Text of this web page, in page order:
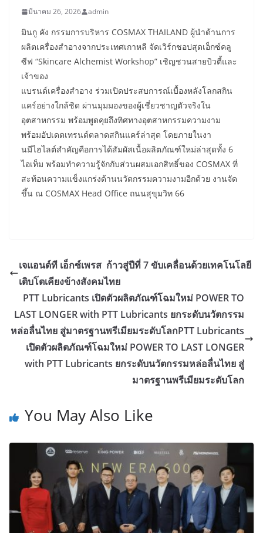
มีนาคม 26, 2026 admin
มินกู คัง กรรมการบริหาร COSMAX THAILAND ผู้นำด้านการ
ผลิตเครื่องสำอางจากประเทศเกาหลี จัดเวิร์กชอปสุดเอ็กซ์คลู
ซีฟ “Skincare Alchemist Workshop” เชิญชวนสายบิวตี้และ
เจ้าของ
แบรนด์เครื่องสำอาง ร่วมเปิดประสบการณ์เบื้องหลังโลกสกิน
แคร์อย่างใกล้ชิด ผ่านมุมมองของผู้เชี่ยวชาญตัวจริงใน
อุตสาหกรรม พร้อมพูดคุยถึงทิศทางอุตสาหกรรมความงาม
พร้อมอัปเดตเทรนด์ตลาดสกินแคร์ล่าสุด โดยภายในงา
นมีไฮไลต์สำคัญคือการได้สัมผัสเนื้อผลิตภัณฑ์ใหม่ล่าสุดทั้ง 6
ไอเท็ม พร้อมทำความรู้จักกับส่วนผสมเอกสิทธิ์ของ COSMAX ที่
สะท้อนความแข็งแกร่งด้านนวัตกรรมความงามอีกด้วย งานจัด
ขึ้น ณ COSMAX Head Office ถนนสุขุมวิท 66
เจแอนด์ที เอ็กซ์เพรส ก้าวสู่ปีที่ 7 ขับเคลื่อนด้วยเทคโนโลยี
เติบโตเคียงข้างสังคมไทย
PTT Lubricants เปิดตัวผลิตภัณฑ์โฉมใหม่ POWER TO
LAST LONGER with PTT Lubricants ยกระดับนวัตกรรม
หล่อลื่นไทย สู่มาตรฐานพรีเมียมระดับโลกPTT Lubricants
เปิดตัวผลิตภัณฑ์โฉมใหม่ POWER TO LAST LONGER
with PTT Lubricants ยกระดับนวัตกรรมหล่อลื่นไทย สู่
มาตรฐานพรีเมียมระดับโลก
You May Also Like